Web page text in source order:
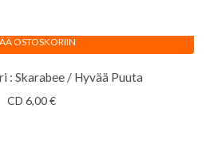
: Skarabee / Hyvää Puuta
CD 6,00€
OSTOSKORIIN